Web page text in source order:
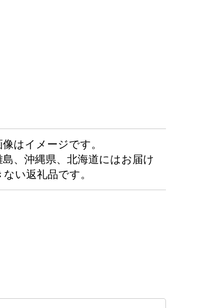
はイメージです。
、沖縄県、北海道にはお届け
ない返礼品です。